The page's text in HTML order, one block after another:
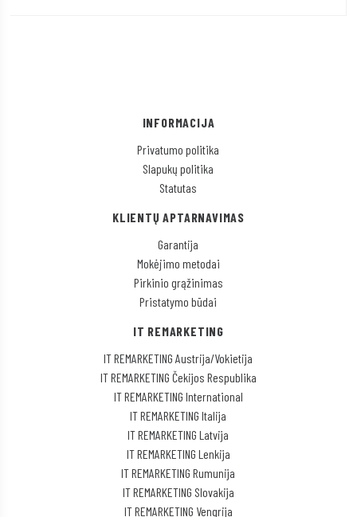
INFORMACIJA
Privatumo politika
Slapukų politika
Statutas
KLIENTŲ APTARNAVIMAS
Garantija
Mokėjimo metodai
Pirkinio grąžinimas
Pristatymo būdai
IT REMARKETING
IT REMARKETING Austrija/Vokietija
IT REMARKETING Čekijos Respublika
IT REMARKETING International
IT REMARKETING Italija
IT REMARKETING Latvija
IT REMARKETING Lenkija
IT REMARKETING Rumunija
IT REMARKETING Slovakija
IT REMARKETING Vengrija